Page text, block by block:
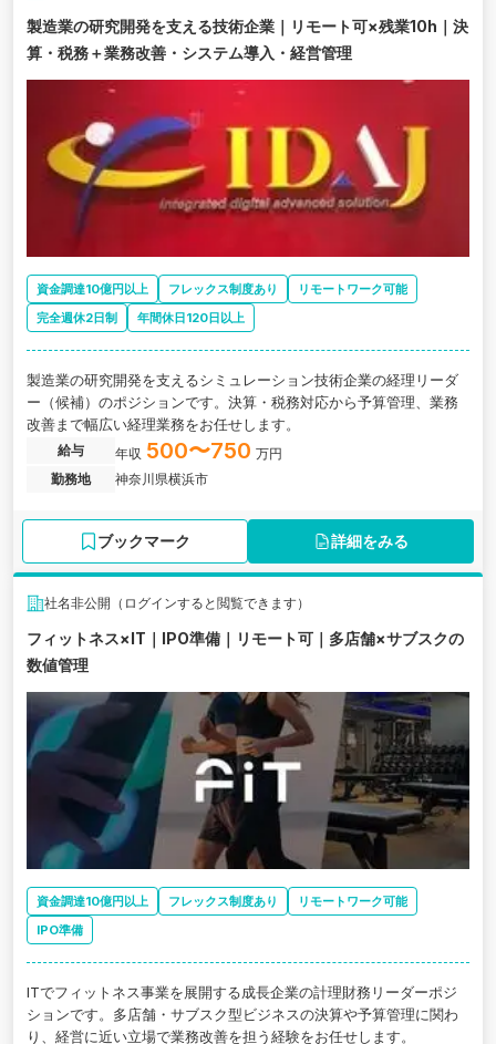
製造業の研究開発を支える技術企業｜リモート可×残業10h｜決
算・税務＋業務改善・システム導入・経営管理
資金調達10億円以上 フレックス制度あり
リモートワーク可能
完全週休2日制
年間休日120日以上
製造業の研究開発を支えるシミュレーション技術企業の経理リーダ
ー（候補）のポジションです。決算・税務対応から予算管理、業務
改善まで幅広い経理業務をお任せします。
給与 年収 500〜750 万円
勤務地
神奈川県横浜市
ブックマーク 詳細をみる
社名非公開（ログインすると閲覧できます）
フィットネス×IT｜IPO準備｜リモート可｜多店舗×サブスクの
数値管理
資金調達10億円以上 フレックス制度あり
リモートワーク可能
IPO準備
ITでフィットネス事業を展開する成長企業の計理財務リーダーポジ
ションです。多店舗・サブスク型ビジネスの決算や予算管理に関わ
り、経営に近い立場で業務改善を担う経験をお任せします。